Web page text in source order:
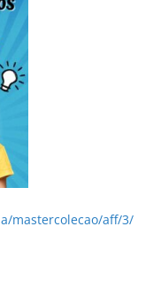
mastercolecao/aff/3/